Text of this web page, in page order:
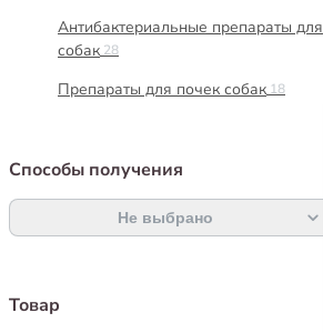
Антибактериальные препараты для
собак 28
Препараты для почек собак 18
Способы получения
Не выбрано
Товар